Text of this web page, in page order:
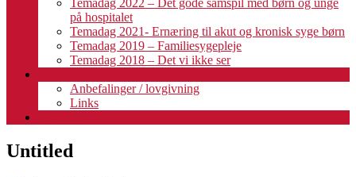
på hospitalet
Temadag 2021- Ernæring til akut og kronisk syge børn
Temadag 2019 – Familiesygepleje
Temadag 2018 – Det vi ikke ser
Anbefalinger / lovgivning
Links
Untitled